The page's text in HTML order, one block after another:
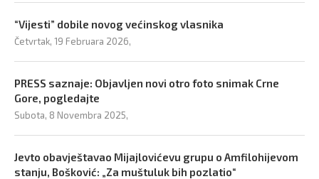
“Vijesti” dobile novog većinskog vlasnika
Četvrtak, 19 Februara 2026,
PRESS saznaje: Objavljen novi otro foto snimak Crne
Gore, pogledajte
Subota, 8 Novembra 2025,
Jevto obavještavao Mijajlovićevu grupu o Amfilohijevom
stanju, Bošković: „Za muštuluk bih pozlatio“